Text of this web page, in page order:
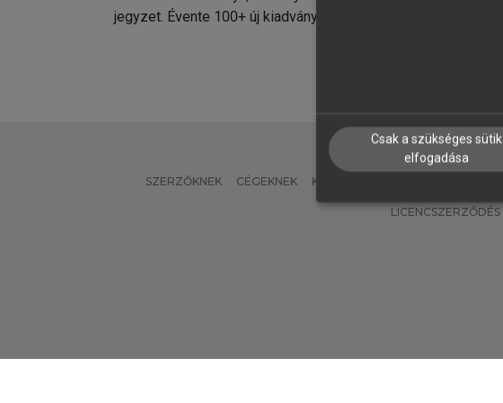
jegyzet. Évente 100+ új kiadvány.
SZERZŐKNEK CÉGEKNEK KÖNYVTÁROSOKNAK
LICENCSZERZŐDÉS
Csak a szükséges sütik
elfogadása